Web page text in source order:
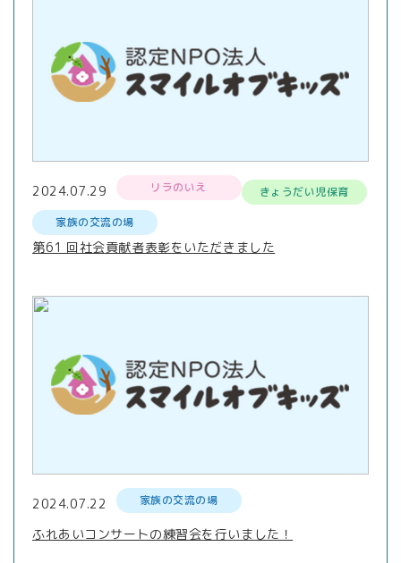
2024.07.29 リラのいえ
きょうだい児保育
家族の交流の場
第61 回社会貢献者表彰をいただきました
2024.07.22 家族の交流の場
ふれあいコンサートの練習会を行いました！